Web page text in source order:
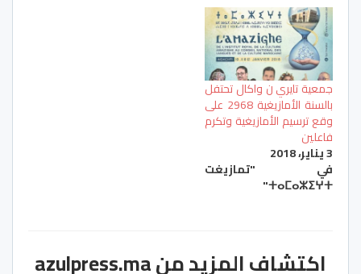
جمعية تايري ن واكال تحتفل
بالسنة الأمازيغية 2968 على
وقع ترسيم الأمازيغية وتكرم
فاعلين
3 يناير، 2018
في "تمازيغت
ⵜⴰⵎⴰⵣⵉⵖⵜ"
اكتشاف المزيد من azulpress.ma